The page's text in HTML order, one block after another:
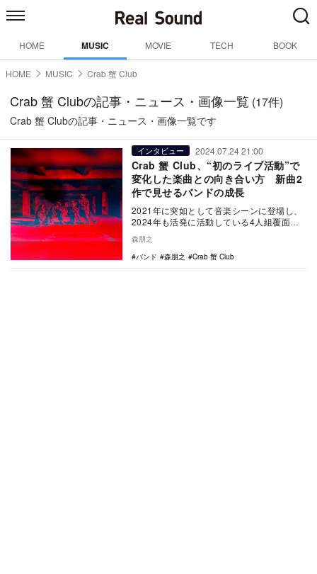
HOME MUSIC MOVIE TECH BOOK
HOME MUSIC Crab 蟹 Club
Crab 蟹 Clubの記事・ニュース・画像一覧 (17件)
Crab 蟹 Clubの記事・ニュース・画像一覧です
インタビュー 2024.07.24 21:00
Crab 蟹 Club、“初のライブ活動”で
変化した楽曲との向き合い方 新曲2
作で見せるバンドの成長
2021年に突如として音楽シーンに登場し、
2024年も活発に活動している4人組覆面バ
ンド Crab 蟹 Club。新曲「吹替版」…
森朋之
バンド
森朋之 Crab 蟹 Club